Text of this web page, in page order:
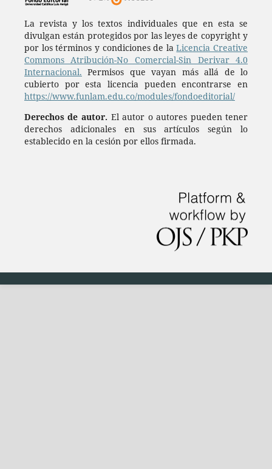
La revista y los textos individuales que en esta se
divulgan están protegidos por las leyes de copyright y
por los términos y condiciones de laLicencia Creative
Commons Atribución-No Comercial-Sin Derivar 4.0
Internacional. Permisos que vayan más allá de lo
cubierto por esta licencia pueden encontrarse en
https://www.funlam.edu.co/modules/fondoeditorial/
Derechos de autor. El autor o autores pueden tener
derechos adicionales en sus artículos según lo
establecido en la cesión por ellos firmada.